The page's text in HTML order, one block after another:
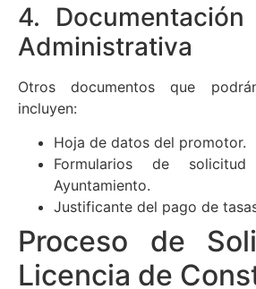
4.
Administrativa
Otros documentos que
incluyen:
Hoja de datos del promotor.
Formularios de
Ayuntamiento.
Justificante del pago de
Proceso de
Licencia de